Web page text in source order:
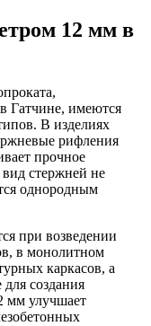
12 мм в
Гатчине, имеются
В изделиях
рифления
прочное
стержней не
однородным
при возведении
в монолитном
каркасов, а
создания
мм улучшает